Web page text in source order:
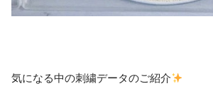
気になる中の刺繍データのご紹介